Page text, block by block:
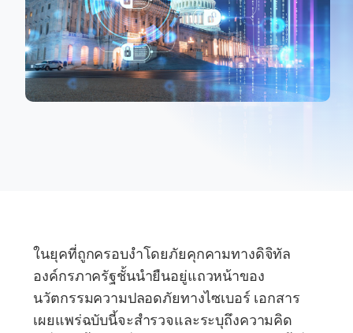
ในยุคที่ถูกครอบงำโดยภัยคุกคามทางดิจิทัล
องค์กรภาครัฐชั้นนำยืนอยู่แถวหน้าของ
นวัตกรรมความปลอดภัยทางไซเบอร์ เอกสาร
เผยแพร่ฉบับนี้จะสำรวจและระบุถึงความคิด